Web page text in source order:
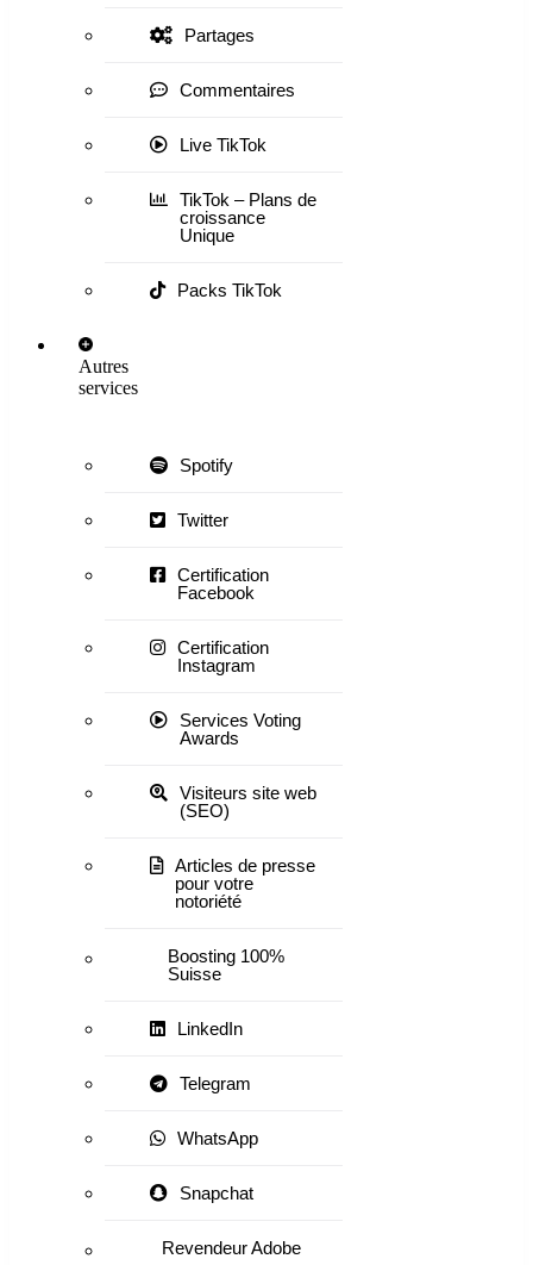
Partages
Commentaires
Live TikTok
TikTok – Plans de
croissance
Unique
Packs TikTok
Autres
services
Spotify
Twitter
Certification
Facebook
Certification
Instagram
Services Voting
Awards
Visiteurs site web
(SEO)
Articles de presse
pour votre
notoriété
Boosting 100%
Suisse
LinkedIn
Telegram
WhatsApp
Snapchat
Revendeur Adobe